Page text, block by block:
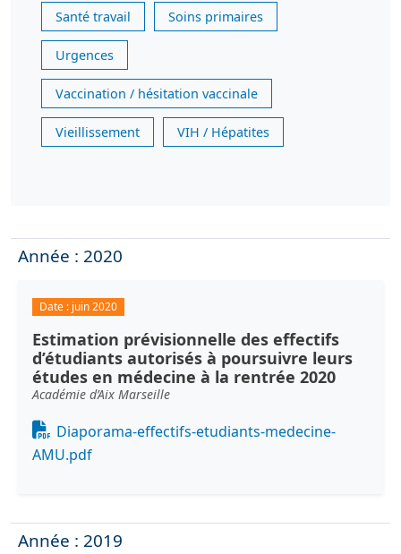
Santé travail Soins primaires
Urgences
Vaccination / hésitation vaccinale
Vieillissement VIH / Hépatites
Année : 2020
Date : juin 2020
Estimation prévisionnelle des effectifs
d’étudiants autorisés à poursuivre leurs
études en médecine à la rentrée 2020
Académie d’Aix Marseille
Document
Diaporama-effectifs-etudiants-medecine-
AMU.pdf
Année : 2019